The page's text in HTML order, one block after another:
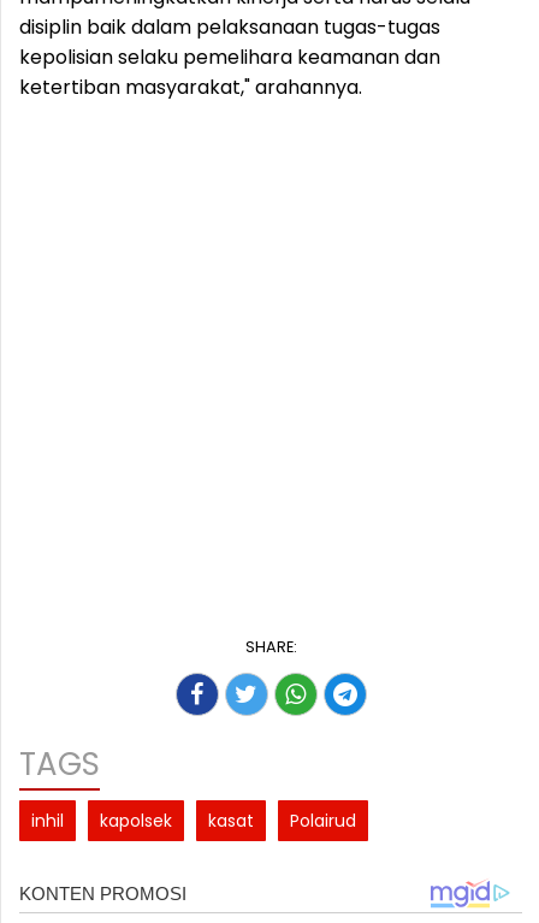
disiplin baik dalam pelaksanaan tugas-tugas
kepolisian selaku pemelihara keamanan dan
ketertiban masyarakat," arahannya.
SHARE:
TAGS
inhil kapolsek kasat Polairud